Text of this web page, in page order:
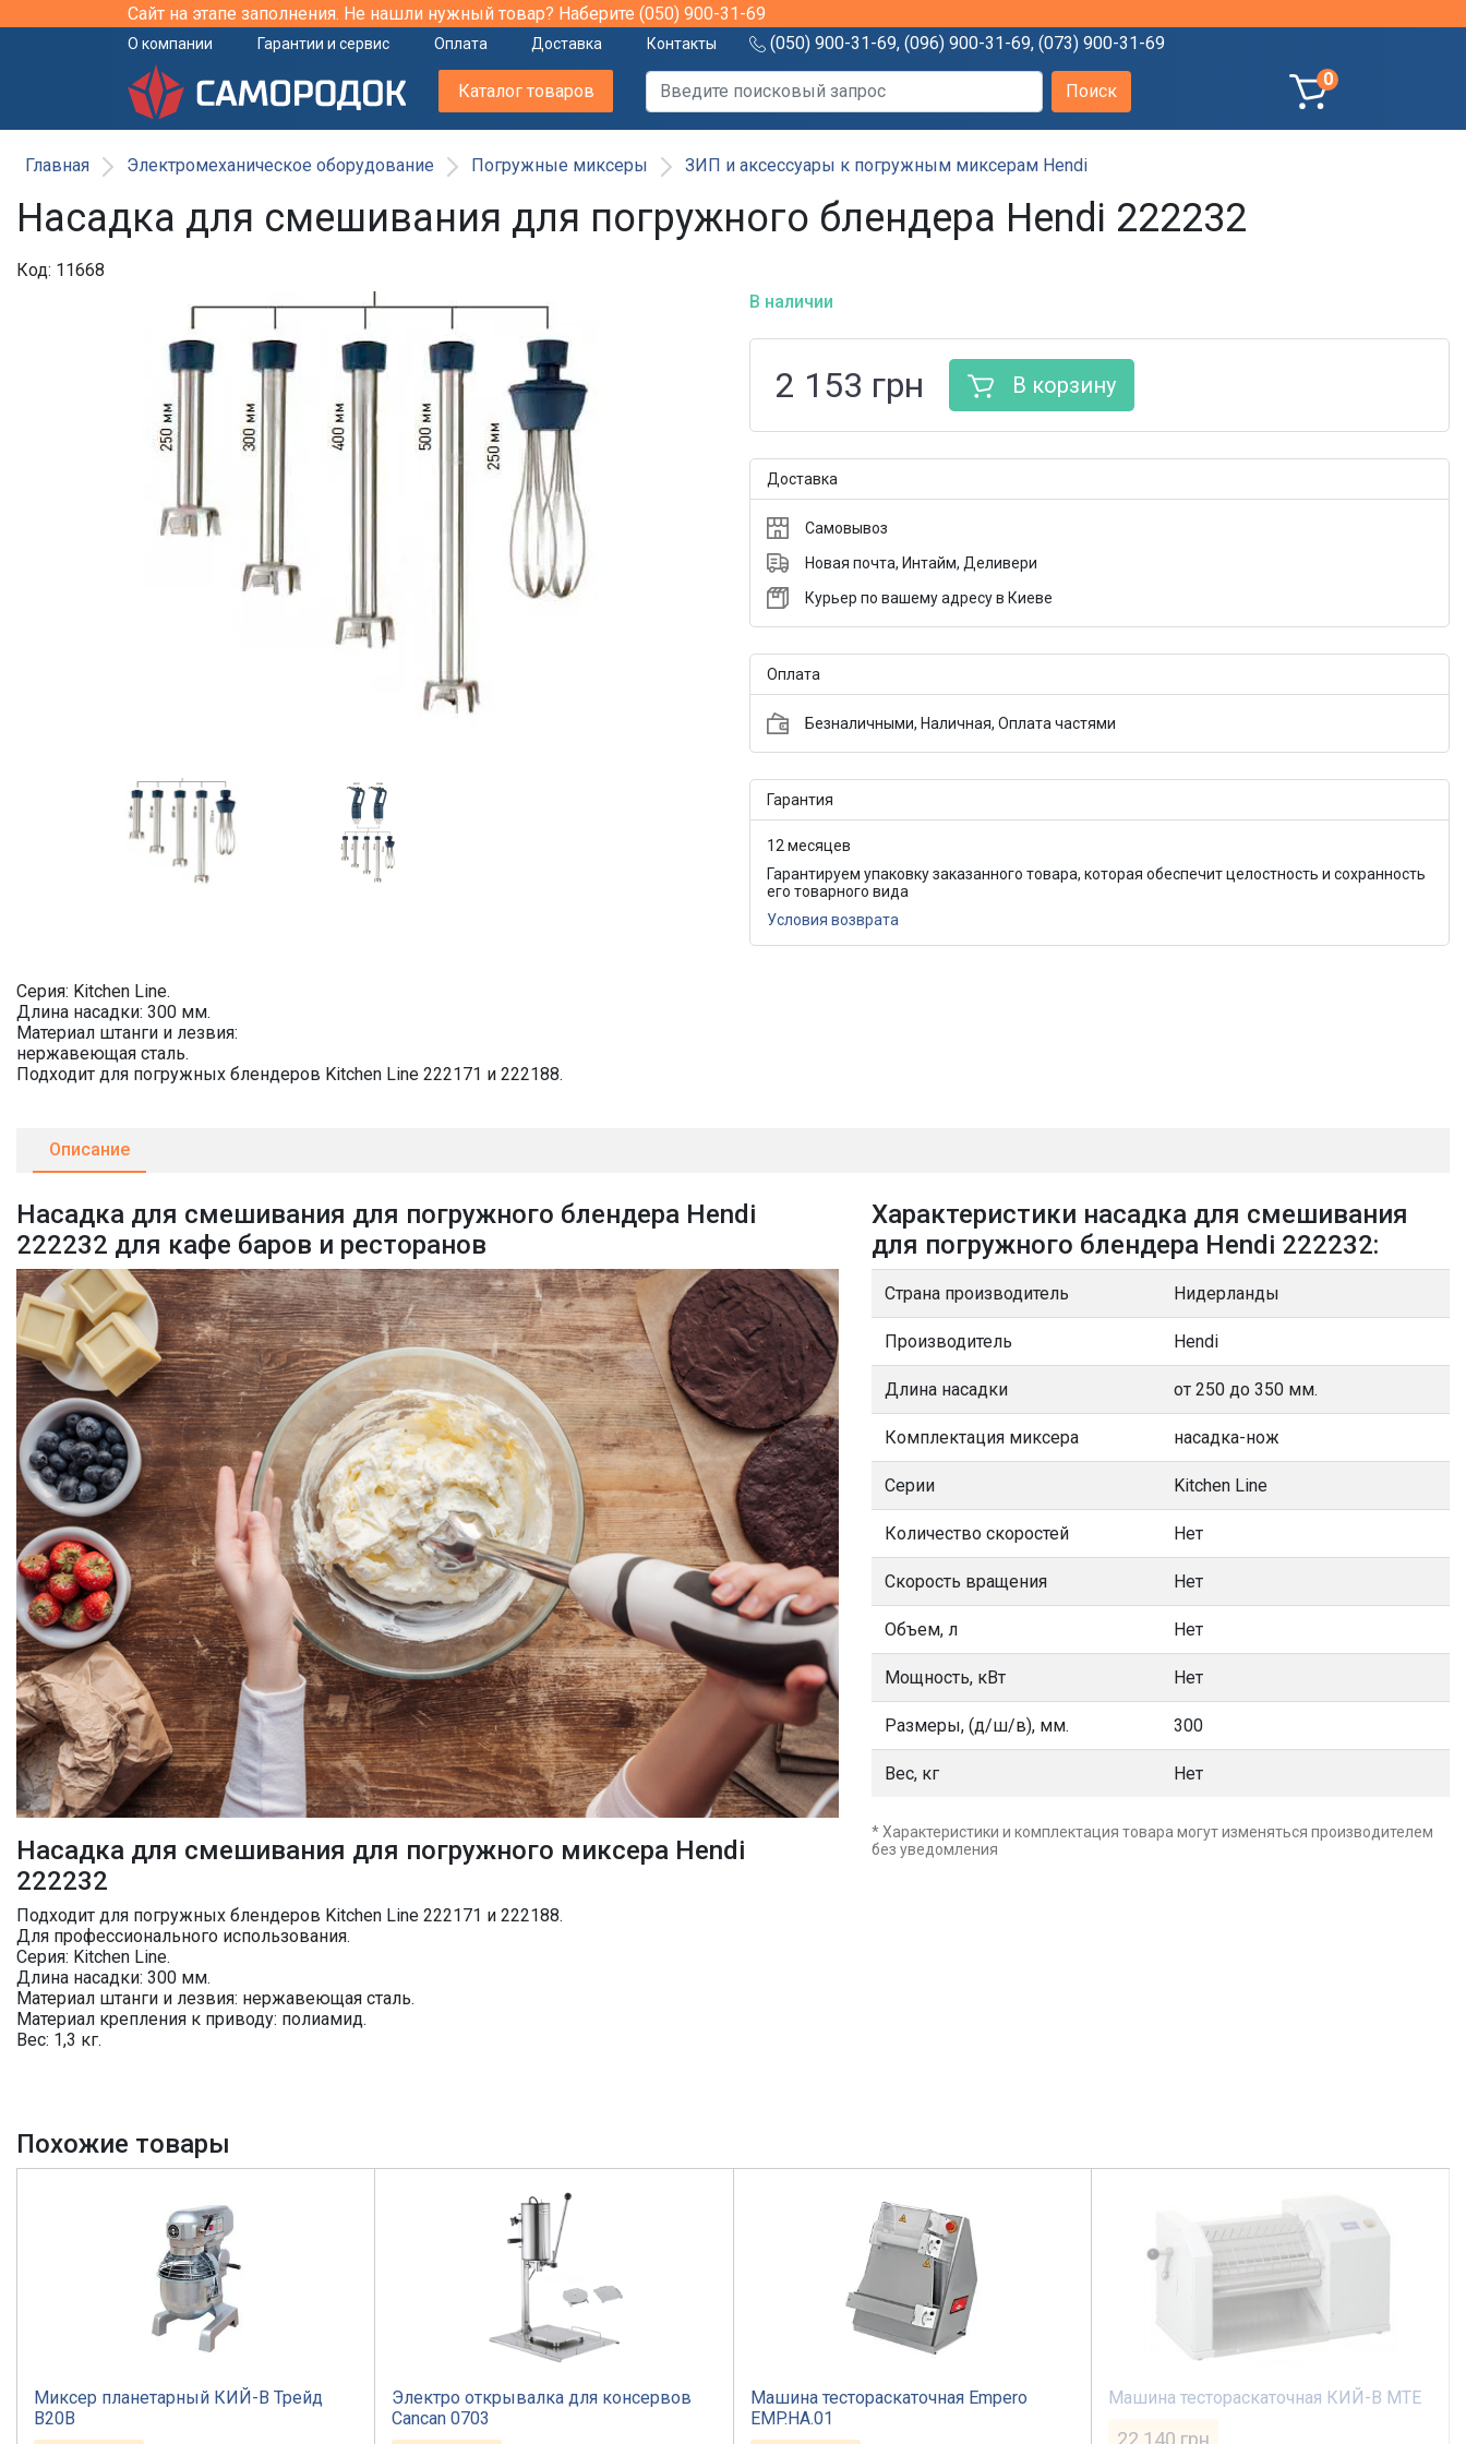
Сайт на этапе заполнения. Не нашли нужный товар? Наберите (050) 900-31-69
О компании Гарантии и сервис Оплата Доставка Контакты (050) 900-31-69, (096) 900-31-69, (073) 900-31-69
Каталог товаров
0
Главная Электромеханическое оборудование Погружные миксеры ЗИП и аксессуары к погружным миксерам Hendi
Насадка для смешивания для погружного блендера Hendi 222232
Код: 11668
В наличии
2 153 грн В корзину
Доставка
Самовывоз
Новая почта, Интайм, Деливери
Курьер по вашему адресу в Киеве
Оплата
Безналичными, Наличная, Оплата частями
Гарантия
12 месяцев
Гарантируем упаковку заказанного товара, которая обеспечит целостность и сохранность
его товарного вида
Условия возврата
Серия: Kitchen Line.
Длина насадки: 300 мм.
Материал штанги и лезвия:
нержавеющая сталь.
Подходит для погружных блендеров Kitchen Line 222171 и 222188.
Описание
Насадка для смешивания для погружного блендера Hendi
222232 для кафе баров и ресторанов
Насадка для смешивания для погружного миксера Hendi
222232
Подходит для погружных блендеров Kitchen Line 222171 и 222188.
Для профессионального использования.
Серия: Kitchen Line.
Длина насадки: 300 мм.
Материал штанги и лезвия: нержавеющая сталь.
Материал крепления к приводу: полиамид.
Вес: 1,3 кг.
Характеристики насадка для смешивания
для погружного блендера Hendi 222232:
Страна производитель Нидерланды
Производитель Hendi
Длина насадки от 250 до 350 мм.
Комплектация миксера насадка-нож
Серии Kitchen Line
Количество скоростей Нет
Скорость вращения Нет
Объем, л Нет
Мощность, кВт Нет
Размеры, (д/ш/в), мм. 300
Вес, кг Нет
* Характеристики и комплектация товара могут изменяться производителем
без уведомления
Похожие товары
Миксер планетарный КИЙ-В Трейд
B20B
Электро открывалка для консервов
Cancan 0703
Машина тестораскаточная Empero
EMP.HA.01
Машина тестораскаточная КИЙ-В МТЕ
22 140 грн